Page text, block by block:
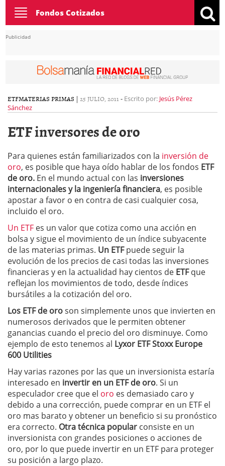
Toggle
navigation
Fondos Cotizados
Publicidad
ETFMATERIAS PRIMAS | 25 JULIO, 2011 - Escrito por: Jesús Pérez
Sánchez
ETF inversores de oro
Para quienes están familiarizados con la inversión de
oro, es posible que haya oído hablar de los fondos ETF
de oro. En el mundo actual con las inversiones
internacionales y la ingeniería financiera, es posible
apostar a favor o en contra de casi cualquier cosa,
incluido el oro.
Un ETF es un valor que cotiza como una acción en
bolsa y sigue el movimiento de un índice subyacente
de las materias primas. Un ETFpuede seguir la
evolución de los precios de casi todas las inversiones
financieras y en la actualidad hay cientos de ETFque
reflejan los movimientos de todo, desde índices
bursátiles a la cotización del oro.
Los ETF de oroson simplemente unos que invierten en
numerosos derivados que le permiten obtener
ganancias cuando el precio del oro disminuye. Como
ejemplo de esto tenemos al Lyxor ETF Stoxx Europe
600 Utilities
Hay varias razones por las que un inversionista estaría
interesado en invertir en un ETF de oro. Si un
especulador cree que el oro es demasiado caro y
debido a una corrección, puede comprar en un ETF el
oro mas barato y obtener un beneficio si su pronóstico
era correcto. Otra técnica popular consiste en un
inversionista con grandes posiciones o acciones de
oro, por lo que puede invertir en un ETF para proteger
su posición a largo plazo.